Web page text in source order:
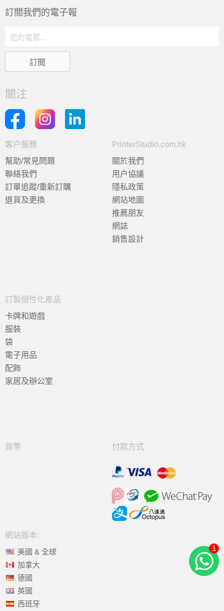
訂閲我們的電子報
關注
客户服務
幫助/常見問題
聯絡我們
訂單追蹤/重新訂購
退貨及更換
PrinterStudio.com.hk
關於我們
用户協議
隱私政策
網站地圖
推薦朋友
網誌
銷售設計
訂製個性化產品
卡牌和遊戲
服裝
袋
電子用品
配飾
家居及辦公室
貨幣 付款方式
網站版本:
美國 & 全球
加拿大
德國
英國
西班牙
1